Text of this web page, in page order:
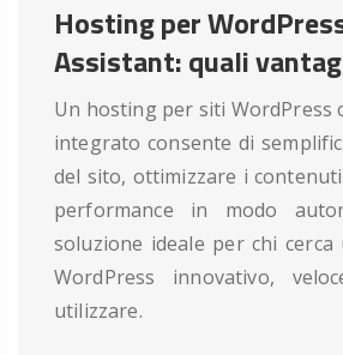
Hosting per
Assistant: quali
Un hosting per siti WordPress
integrato consente di
del sito, ottimizzare i
performance in modo
soluzione ideale per chi
WordPress innovativo,
utilizzare.